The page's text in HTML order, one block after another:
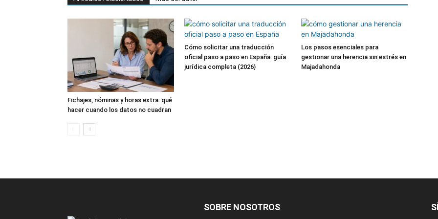
Fichajes, nóminas y horas extra: qué
hacer cuando los datos no cuadran
Cómo solicitar una traducción
oficial paso a paso en España: guía
jurídica completa (2026)
Los pasos esenciales para
gestionar una herencia sin estrés en
Majadahonda
SOBRE NOSOTROS